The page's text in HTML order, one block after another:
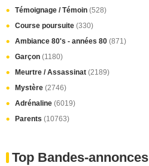
Témoignage / Témoin (528)
Course poursuite (330)
Ambiance 80's - années 80 (871)
Garçon (1180)
Meurtre / Assassinat (2189)
Mystère (2746)
Adrénaline (6019)
Parents (10763)
Top Bandes-annonces